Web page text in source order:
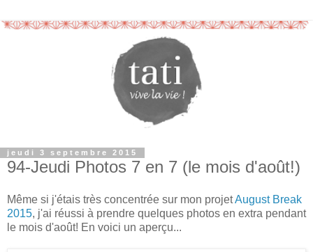
jeudi 3 septembre 2015
94-Jeudi Photos 7 en 7 (le mois d'août!)
Même si j'étais très concentrée sur mon projetAugust Break
2015, j'ai réussi à prendre quelques photos en extra pendant
le mois d'août! En voici un aperçu...